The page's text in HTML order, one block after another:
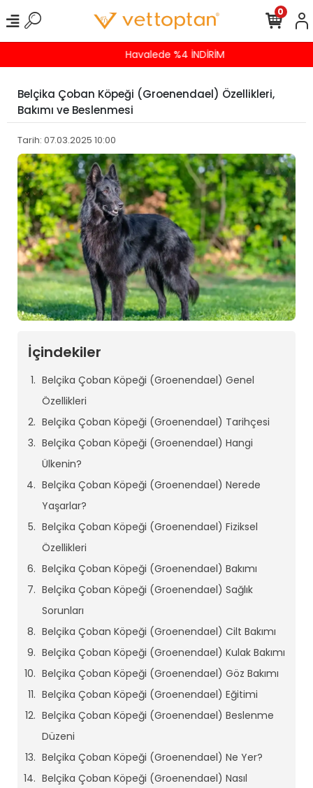
Havalede %4 İNDİRİM
0
Belçika Çoban Köpeği (Groenendael) Özellikleri,
Bakımı ve Beslenmesi
Tarih: 07.03.2025 10:00
İçindekiler
Belçika Çoban Köpeği (Groenendael) Genel
Özellikleri
Belçika Çoban Köpeği (Groenendael) Tarihçesi
Belçika Çoban Köpeği (Groenendael) Hangi
Ülkenin?
Belçika Çoban Köpeği (Groenendael) Nerede
Yaşarlar?
Belçika Çoban Köpeği (Groenendael) Fiziksel
Özellikleri
Belçika Çoban Köpeği (Groenendael) Bakımı
Belçika Çoban Köpeği (Groenendael) Sağlık
Sorunları
Belçika Çoban Köpeği (Groenendael) Cilt Bakımı
Belçika Çoban Köpeği (Groenendael) Kulak Bakımı
Belçika Çoban Köpeği (Groenendael) Göz Bakımı
Belçika Çoban Köpeği (Groenendael) Eğitimi
Belçika Çoban Köpeği (Groenendael) Beslenme
Düzeni
Belçika Çoban Köpeği (Groenendael) Ne Yer?
Belçika Çoban Köpeği (Groenendael) Nasıl